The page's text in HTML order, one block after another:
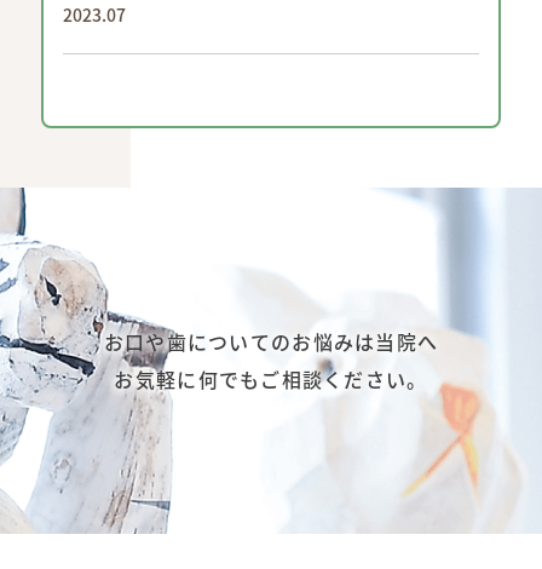
2023.07
お口や歯についてのお悩みは当院へ
お気軽に何でもご相談ください。